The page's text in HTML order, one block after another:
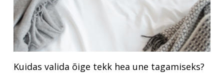
Kuidas valida õige tekk hea une tagamiseks?